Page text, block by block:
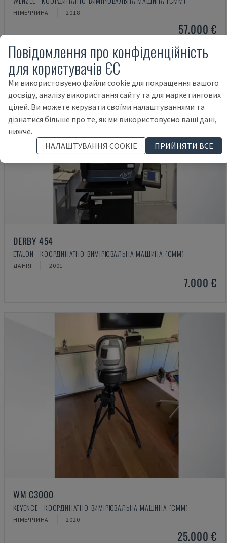
НІМЕЧЧИНА 2018
57.000 €
DERBY 454
ETALON - КООРДИНАТНО-ВИМІРЮВАЛЬНА МАШИНА (CMM)
ДАНІЯ 2001
7.000 €
WM C3000
KEYENCE - КООРДИНАТНО-ВИМІРЮВАЛЬНА МАШИНА (CMM)
НІМЕЧЧИНА 2020
25.000 €
Повідомлення про конфіденційність
для користувачів ЄС
Ми використовуємо файли cookie для покращення вашого
досвіду, аналізу використання сайту та для маркетингових
цілей. Ви можете керувати своїми налаштуваннями та
дізнатися більше про те, як ми використовуємо ваші дані,
нижче.
НАЛАШТУВАННЯ COOKIE
ПРИЙНЯТИ ВСЕ